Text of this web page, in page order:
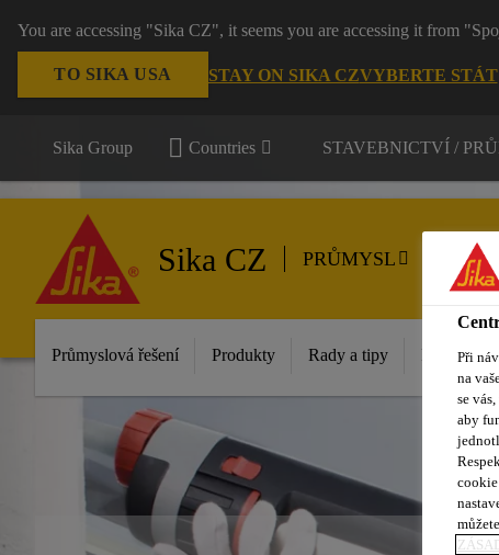
You are accessing "Sika CZ", it seems you are accessing it from
TO SIKA USA STAY ON SIKA CZVYBERTE STÁT
Sika Group Countries STAVEBNICTVÍ /
Sika CZ PRŮMYSL
Průmyslová řešení Produkty Rady a tipy Reference
Při
na
se
aby